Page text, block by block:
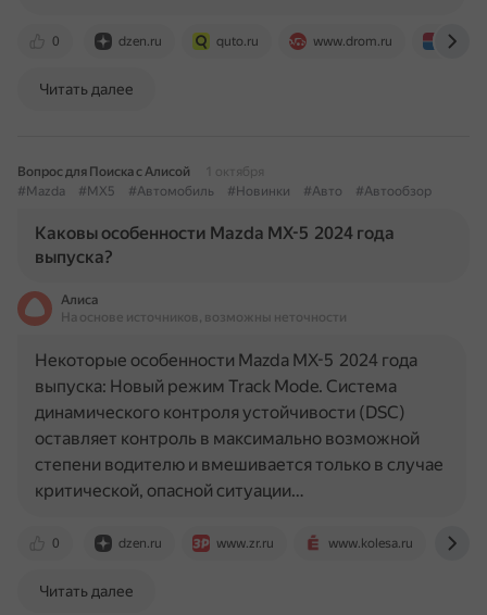
0 dzen.ru quto.ru www.drom.ru
Читать далее
Вопрос для Поиска с Алисой
1 октября
#Mazda
#MX5 #Автомобиль #Новинки #Авто #Автообзор
Каковы особенности Mazda MX-5 2024 года
выпуска?
Алиса
На основе источников, возможны неточности
0 dzen.ru www.zr.ru www.kolesa.ru
Некоторые особенности Mazda MX-5 2024 года
выпуска: Новый режим Track Mode. Система
динамического контроля устойчивости (DSC)
оставляет контроль в максимально возможной
степени водителю и вмешивается только в случае
критической, опасной ситуации…
Читать далее